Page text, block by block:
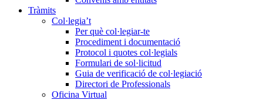
Tràmits
Col·legia’t
Per què col·legiar-te
Procediment i documentació
Protocol i quotes col·legials
Formulari de sol·licitud
Guia de verificació de col·legiació
Directori de Professionals
Oficina Virtual